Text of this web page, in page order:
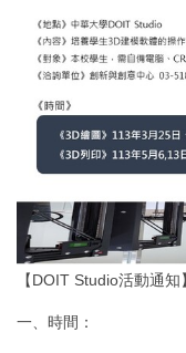
【DOIT Studio活動通
一、時間：